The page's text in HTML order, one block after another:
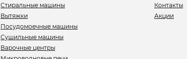
Стиральные машины
Вытяжки
Посудомоечные машины
Сушильные машины
Варочные центры
Контакты
Акции